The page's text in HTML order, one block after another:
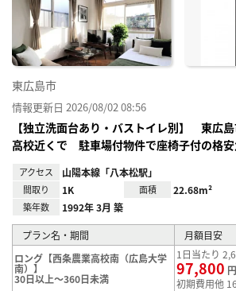
東広島市
情報更新日 2026/08/02 08:56
【独立洗面台あり・バストイレ別】 東広
高校近くで 駐車場付物件で座椅子付の格安
アクセス 山陽本線「八本松駅」
間取り 1K 面積 22.68m²
築年数 1992年 3月 築
プラン名・期間
月額目安
ロング【西条農業高校南（広島大学
南）】
30日以上～360日未満
1日当たり
97,800
初期費用他